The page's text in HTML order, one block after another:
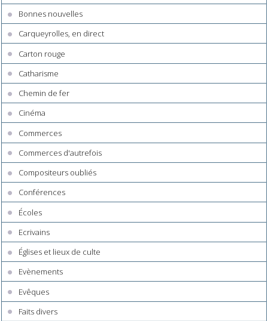
Bonnes nouvelles
Carqueyrolles, en direct
Carton rouge
Catharisme
Chemin de fer
Cinéma
Commerces
Commerces d'autrefois
Compositeurs oubliés
Conférences
Écoles
Ecrivains
Églises et lieux de culte
Evènements
Evêques
Faits divers